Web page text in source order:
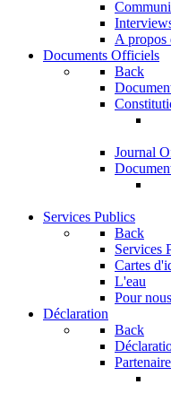
A propos
Documents Officiels
Back
Journal
Services Publics
Back
Services
Cartes
L'eau
Pour
Déclaration
Back